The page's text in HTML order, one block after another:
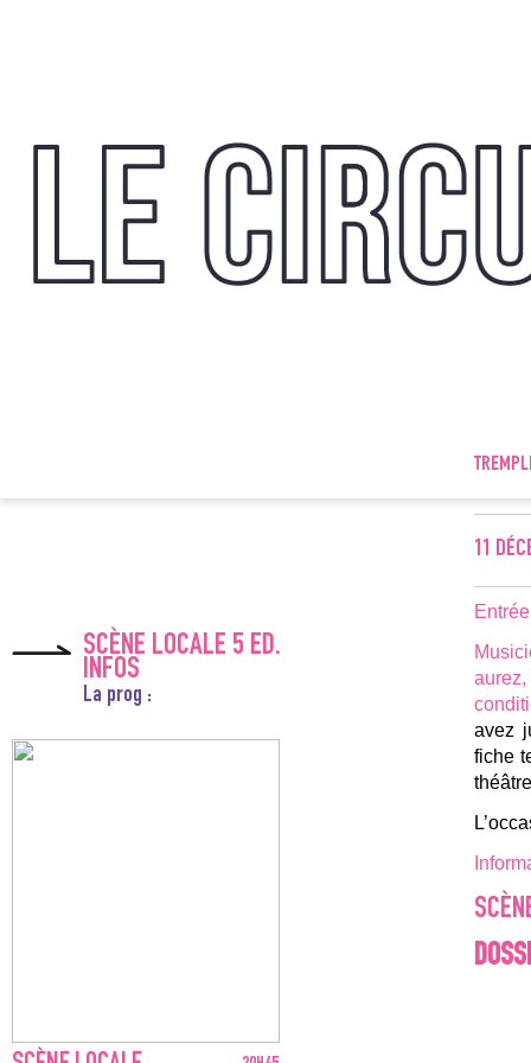
11
avez
fiche
SCÈNE LOCALE 5 ED.
INFOS
La prog :